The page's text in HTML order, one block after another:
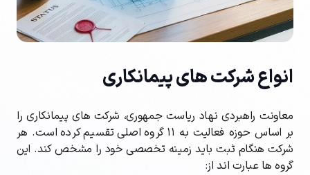
انواع شرکت های پیمانکاری
معاونت راهبردی نهاد ریاست جمهوری، شرکت های پیمانکاری را
بر اساس حوزه فعالیت به ۱۱ گروه اصلی تقسیم کرده است. هر
شرکت هنگام ثبت باید زمینه تخصصی خود را مشخص کند. این
گروه ها عبارت اند از: